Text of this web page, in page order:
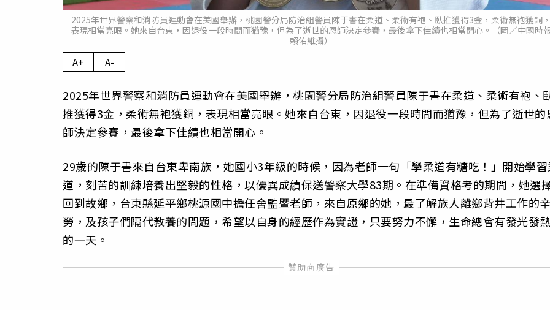
2025年世界警察和消防員運動會在美國舉辦，桃園警分局防治組警員陳于書在柔道、柔術有袍、臥推獲得3金，柔術無袍獲銅
表現相當亮眼。她來自台東，因退役一段時間而猶豫，但為了逝世的恩師決定參賽，最後拿下佳績也相當開心。（圖／中國時
賴佑維攝）
A+ A-
2025年世界警察和消防員運動會在美國舉辦，桃園警分局防治組警員陳于書在柔道、柔術有袍、
推獲得3金，柔術無袍獲銅，表現相當亮眼。她來自台東，因退役一段時間而猶豫，但為了逝世的
師決定參賽，最後拿下佳績也相當開心。
29歲的陳于書來自台東卑南族，她國小3年級的時候，因為老師一句「學柔道有糖吃！」開始學
道，刻苦的訓練培養出堅毅的性格，以優異成績保送警察大學83期。在準備資格考的期間，她選
回到故鄉，台東縣延平鄉桃源國中擔任舍監暨老師，來自原鄉的她，最了解族人離鄉背井工作的
勞，及孩子們隔代教養的問題，希望以自身的經歷作為實證，只要努力不懈，生命總會有發光發
的一天。